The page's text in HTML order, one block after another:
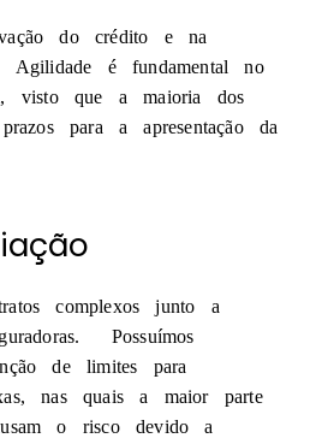
do crédito e na
Agilidade é fundamental no
visto que a maioria dos
para a apresentação da
complexos junto a
Possuímos
de limites para
nas quais a maior parte
o risco devido a